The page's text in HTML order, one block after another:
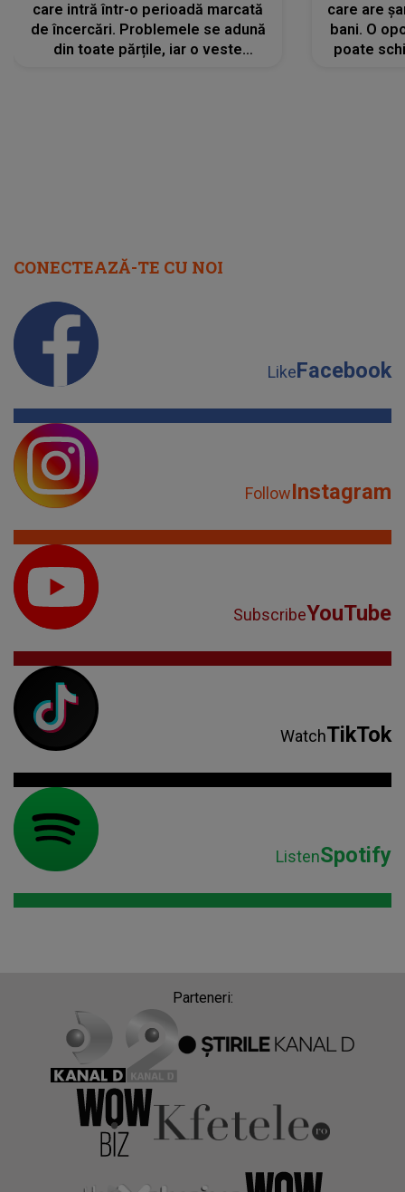
care intră într-o perioadă marcată
de încercări. Problemele se adună
din toate părțile, iar o veste
care are
bani. O
poate
CONECTEAZĂ-TE CU NOI
LikeFacebook
FollowInstagram
SubscribeYouTube
WatchTikTok
ListenSpotify
Parteneri: